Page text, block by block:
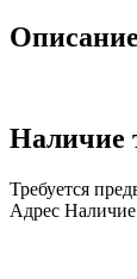
Наличие
Требуется
Адрес Наличие